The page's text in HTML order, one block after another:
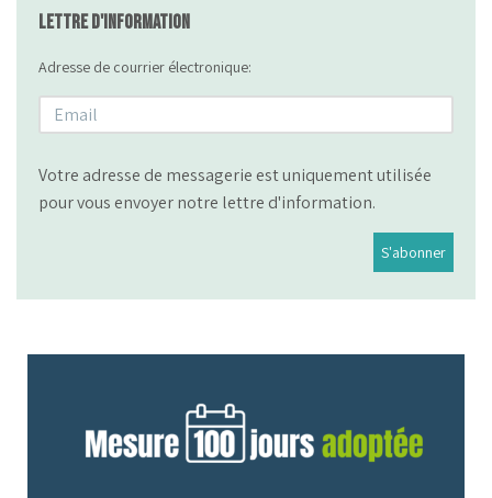
Lettre d'information
Adresse de courrier électronique:
Votre adresse de messagerie est uniquement utilisée
pour vous envoyer notre lettre d'information.